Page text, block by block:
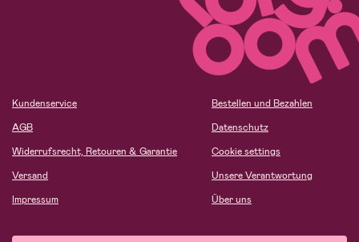
Kundenservice
AGB
Widerrufsrecht, Retouren & Garantie
Versand
Impressum
Bestellen und Bezahlen
Datenschutz
Cookie settings
Unsere Verantwortung
Über uns